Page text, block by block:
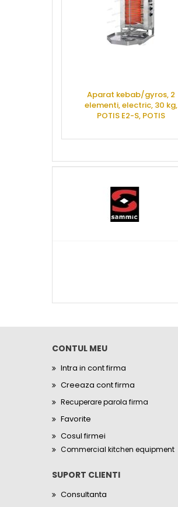
Aparat kebab/gyros, 2
elementi, electric, 30 kg,
POTIS E2-S, POTIS
CONTUL MEU
Intra in cont firma
Creeaza cont firma
Recuperare parola firma
Favorite
Cosul firmei
Commercial kitchen equipment
SUPORT CLIENTI
Consultanta